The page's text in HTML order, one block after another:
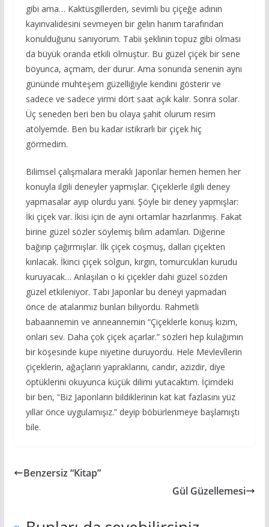
gibi ama… Kaktüsgillerden, sevimli bu çiçeğe adının
kayınvalidesini sevmeyen bir gelin hanım tarafından
konulduğunu sanıyorum. Tabii şeklinin topuz gibi olması
da büyük oranda etkili olmuştur. Bu güzel çiçek bir sene
boyunca, açmam, der durur. Ama sonunda senenin aynı
gününde muhteşem güzelliğiyle kendini gösterir ve
sadece ve sadece yirmi dört saat açık kalır. Sonra solar.
Üç seneden beri ben bu olaya şahit olurum resim
atölyemde. Ben bu kadar istikrarlı bir çiçek hiç
görmedim.
Bilimsel çalışmalara meraklı Japonlar hemen hemen her
konuyla ilgili deneyler yapmışlar. Çiçeklerle ilgili deney
yapmasalar ayıp olurdu yani. Şöyle bir deney yapmışlar:
İki çiçek var. İkisi için de aynı ortamlar hazırlanmış. Fakat
birine güzel sözler söylemiş bilim adamları. Diğerine
bağırıp çağırmışlar. İlk çiçek coşmuş, dalları çiçekten
kırılacak. İkinci çiçek solgun, kırgın, tomurcukları kurudu
kuruyacak… Anlaşılan o ki çiçekler dahi güzel sözden
güzel etkileniyor. Tabi Japonlar bu deneyi yapmadan
önce de atalarımız bunları biliyordu. Rahmetli
babaannemin ve anneannemin “Çiçeklerle konuş kızım,
onları sev. Daha çok çiçek açarlar.” sözleri hep kulağımın
bir köşesinde küpe niyetine duruyordu. Hele Mevlevîlerin
çiçeklerin, ağaçların yapraklarını, candır, azizdir, diye
öptüklerini okuyunca küçük dilimi yutacaktım. İçimdeki
bir ben, “Biz Japonların bildiklerinin kat kat fazlasını yüz
yıllar önce uygulamışız.” deyip böbürlenmeye başlamıştı
bile.
Benzersiz “Kitap”
Gül Güzellemesi